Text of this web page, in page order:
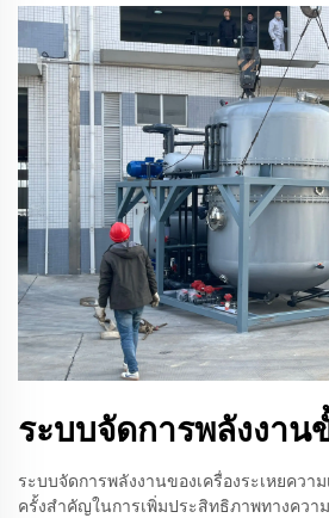
ระบบจัดการพลังงาน
ระบบจัดการพลังงานของเครื่องระเหยควา
ครั้งสำคัญในการเพิ่มประสิทธิภาพทางคว